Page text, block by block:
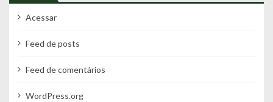
Acessar
Feed de posts
Feed de comentários
WordPress.org